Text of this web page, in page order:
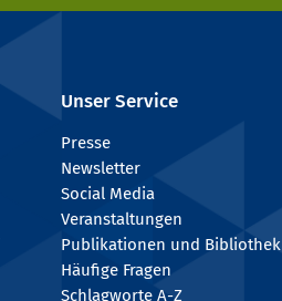
Unser Service
Presse
Newsletter
Social Media
Veranstaltungen
Publikationen und Bibliothek
Häufige Fragen
Schlagworte A-Z